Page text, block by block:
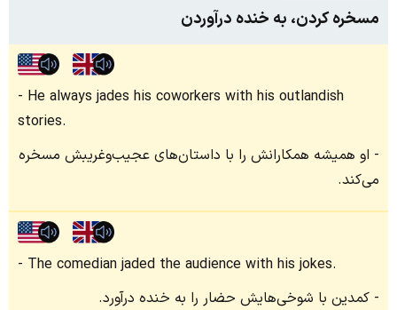
مسخره کردن، به خنده درآوردن
He always jades his coworkers with his outlandish
stories.
او همیشه همکارانش را با داستان‌های عجیب‌وغریبش مسخره
می‌کند.
The comedian jaded the audience with his jokes.
کمدین با شوخی‌هایش حضار را به خنده درآورد.